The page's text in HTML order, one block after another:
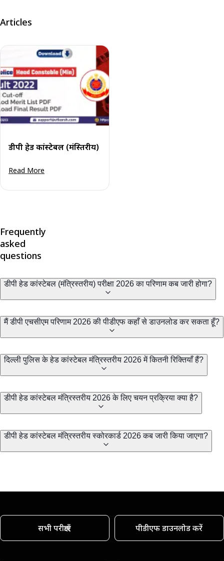
Articles
डीपी हेड कांस्टेबल (मंत्रिस्तरीय) 2022 का अंतिम परिणाम जारी -
Read More
Frequently
asked
questions
डीपी हेड कांस्टेबल (मंत्रिस्तरीय) परीक्षा 2026 का परिणाम कब जारी होगा?
मैं डीपी एचसीएम परिणाम 2026 की पीडीएफ कहाँ से डाउनलोड कर सकता हूँ?
दिल्ली पुलिस के हेड कांस्टेबल मंत्रिस्तरीय 2026 में कितनी रिक्तियाँ हैं?
डीपी हेड कांस्टेबल मंत्रिस्तरीय 2026 के लिए चयन प्रक्रिया क्या है?
डीपी हेड कांस्टेबल मंत्रिस्तरीय स्कोरकार्ड 2026 कब जारी किया जाएगा?
सभी परीक्षाएँ पीडीएफ डाउनलोड करें